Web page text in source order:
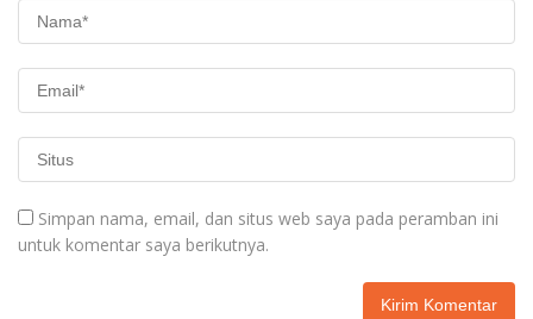
Simpan nama, email, dan situs web saya pada peramban ini
untuk komentar saya berikutnya.